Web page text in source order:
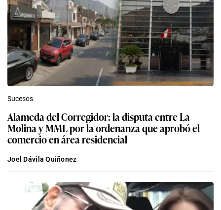
Sucesos
Alameda del Corregidor: la disputa entre La
Molina y MML por la ordenanza que aprobó el
comercio en área residencial
Joel Dávila Quiñonez